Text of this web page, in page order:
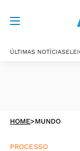
ÚLTIMAS NOTÍCIAS
HOME>MUNDO
PROCESSO